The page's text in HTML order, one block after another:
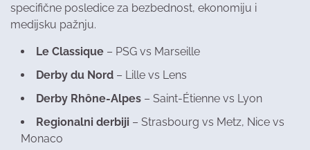
specifične posledice za bezbednost, ekonomiju i
medijsku pažnju.
Le Classique – PSG vs Marseille
Derby du Nord – Lille vs Lens
Derby Rhône-Alpes – Saint-Étienne vs Lyon
Regionalni derbiji – Strasbourg vs Metz, Nice vs
Monaco